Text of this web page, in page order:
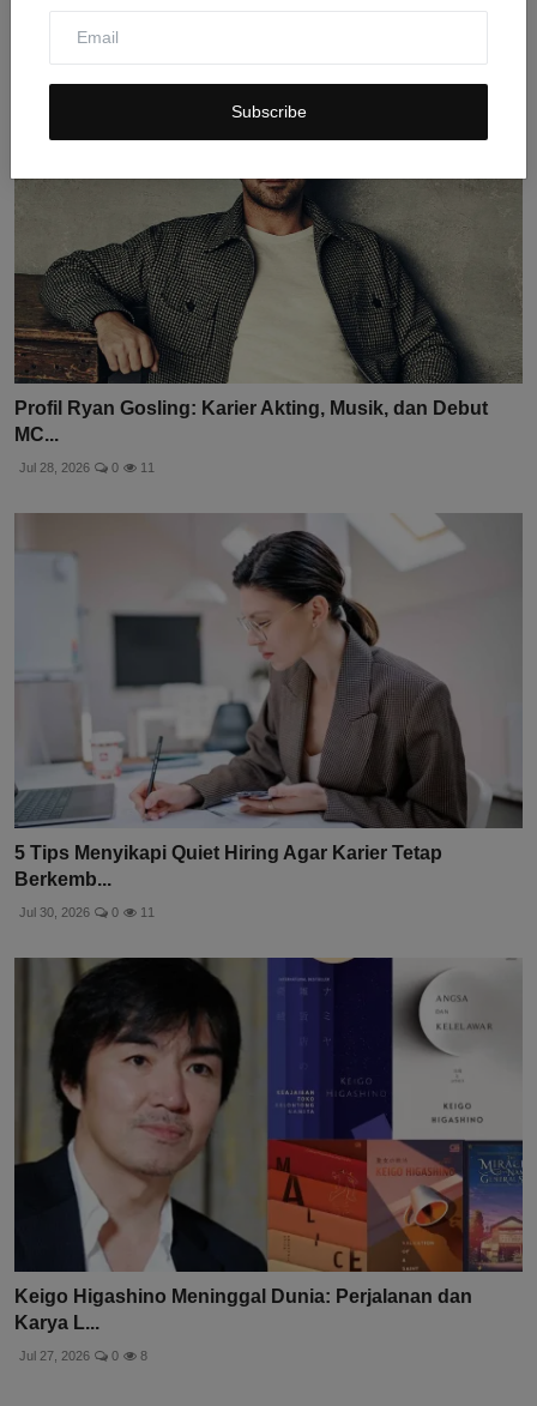
Subscribe
Profil Ryan Gosling: Karier Akting, Musik, dan Debut
MC...
Jul 28, 2026 0 11
5 Tips Menyikapi Quiet Hiring Agar Karier Tetap
Berkemb...
Jul 30, 2026 0 11
Keigo Higashino Meninggal Dunia: Perjalanan dan
Karya L...
Jul 27, 2026 0 8